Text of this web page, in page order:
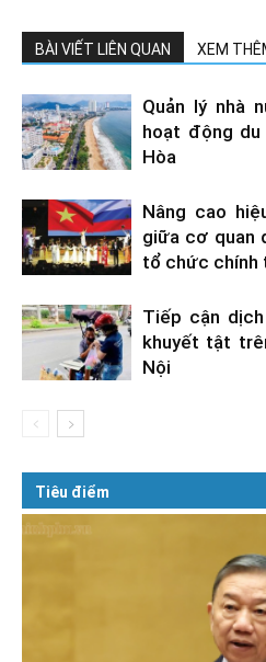
BÀI VIẾT LIÊN QUAN XEM
Quản lý nhà
hoạt động
Hòa
Nâng cao
giữa cơ quan
tổ chức chính
Tiếp cận
khuyết tật
Nội
Tiêu điểm